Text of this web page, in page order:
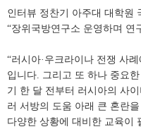
인터뷰 정찬기 아주대 대학원
“장위국방연구소 운영하며
“러시아·우크라이나 전쟁 사
입니다. 그리고 또 하나 중요
기 한 달 전부터 러시아의 사
러 서방의 도움 아래 큰 혼란
다양한 상황에 대비한 교육이